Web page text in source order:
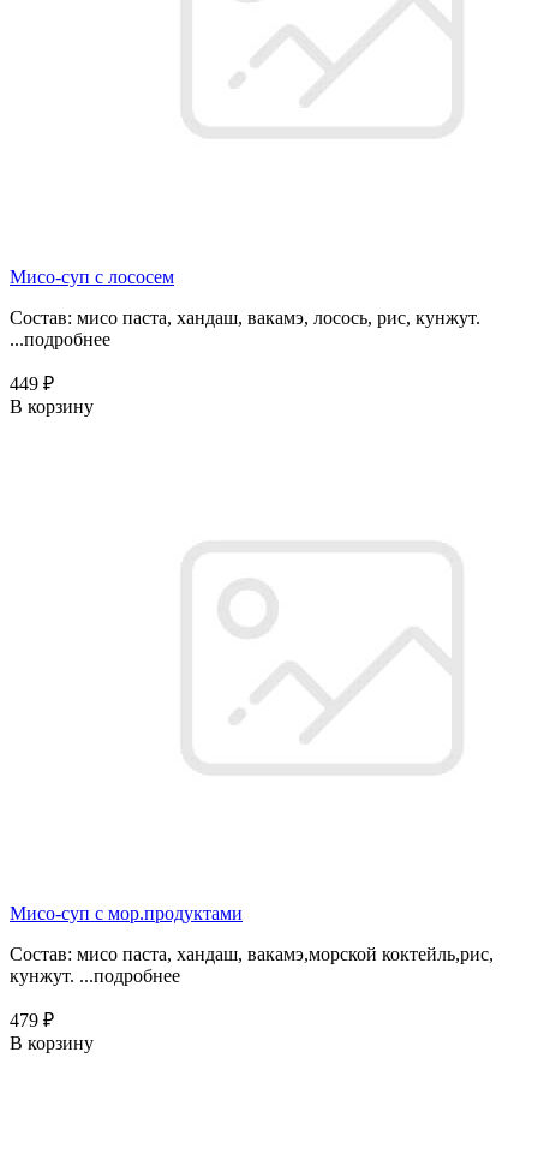
Мисо-суп с лососем
Состав: мисо паста, хандаш, вакамэ, лосось, рис, кунжут.
...подробнее
449 ₽
В корзину
Мисо-суп с мор.продуктами
Состав: мисо паста, хандаш, вакамэ,морской коктейль,рис,
кунжут. ...подробнее
479 ₽
В корзину